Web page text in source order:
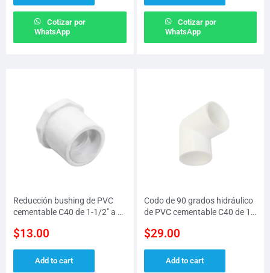
Cotizar por
WhatsApp
Cotizar por
WhatsApp
Reducción bushing de PVC
cementable C40 de 1-1/2″ a 1″
$13.00
Add to cart
Codo de 90 grados hidráulico
de PVC cementable C40 de 1-
$29.00
Add to cart